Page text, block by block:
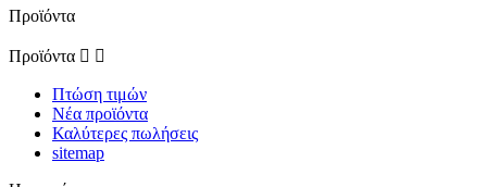
Προϊόντα
Προϊόντα  
Πτώση τιμών
Νέα προϊόντα
Καλύτερες πωλήσεις
sitemap